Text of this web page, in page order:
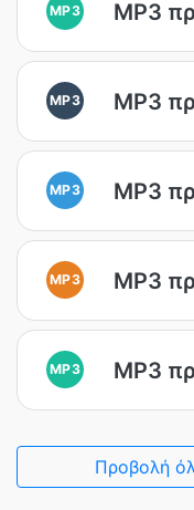
MP3 MP3
MP3 MP3
MP3 MP3
MP3 MP3
MP3 MP3
Προβολή